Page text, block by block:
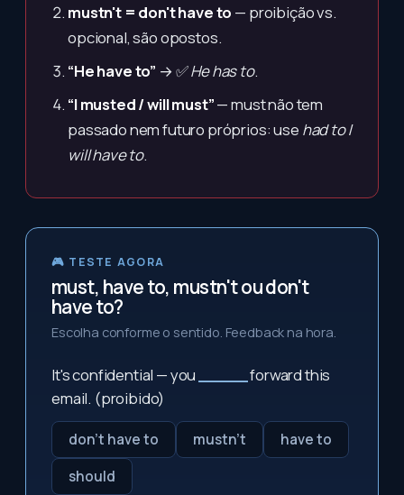
mustn't = don't have to — proibição vs.
opcional, são opostos.
“He have to” → ✅He has to.
“I musted / will must”— must não tem
passado nem futuro próprios: use had to/
will have to.
🎮 TESTE AGORA
must, have to, mustn't ou don't
have to?
Escolha conforme o sentido. Feedback na hora.
It's confidential — you
forward this
email. (proibido)
don't have to mustn't
have to
should